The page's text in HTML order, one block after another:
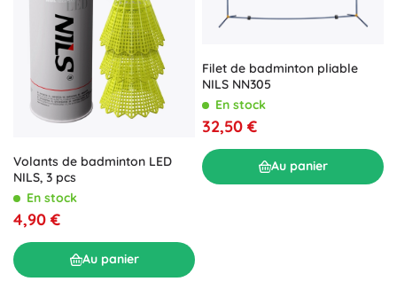
Volants de badminton LED
NILS, 3 pcs
En stock
4,90 €
Au panier
Filet de badminton pliable
NILS NN305
En stock
32,50 €
Au panier